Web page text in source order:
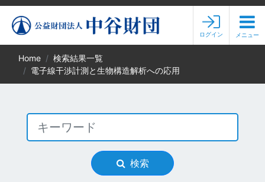
ログイン メニュー
Home
検索結果一覧
電子線干渉計測と生物構造解析への応用
検索